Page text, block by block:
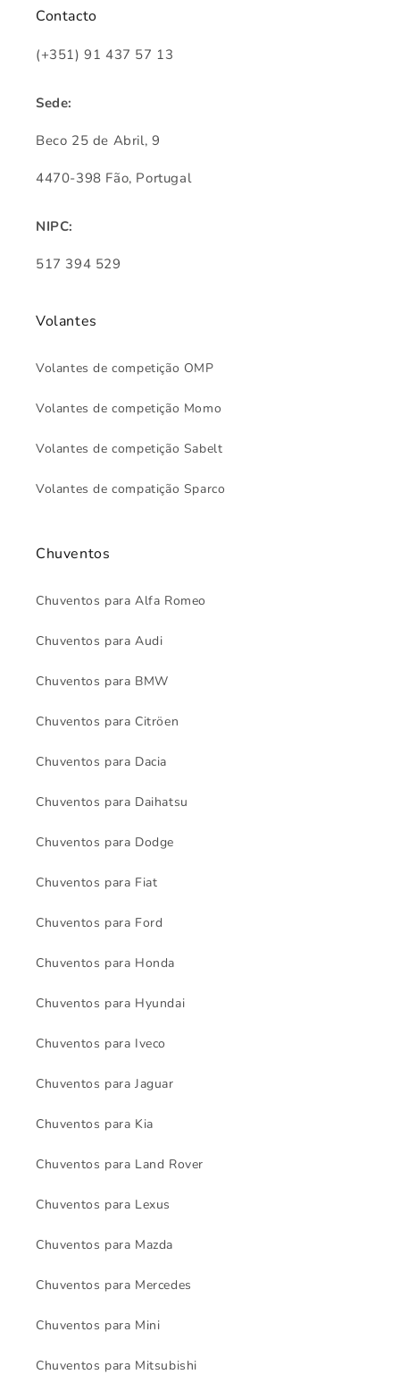
Contacto
(+351) 91 437 57 13
Sede:
Beco 25 de Abril, 9
4470-398 Fão, Portugal
NIPC:
517 394 529
Volantes
Volantes de competição OMP
Volantes de competição Momo
Volantes de competição Sabelt
Volantes de compatição Sparco
Chuventos
Chuventos para Alfa Romeo
Chuventos para Audi
Chuventos para BMW
Chuventos para Citröen
Chuventos para Dacia
Chuventos para Daihatsu
Chuventos para Dodge
Chuventos para Fiat
Chuventos para Ford
Chuventos para Honda
Chuventos para Hyundai
Chuventos para Iveco
Chuventos para Jaguar
Chuventos para Kia
Chuventos para Land Rover
Chuventos para Lexus
Chuventos para Mazda
Chuventos para Mercedes
Chuventos para Mini
Chuventos para Mitsubishi